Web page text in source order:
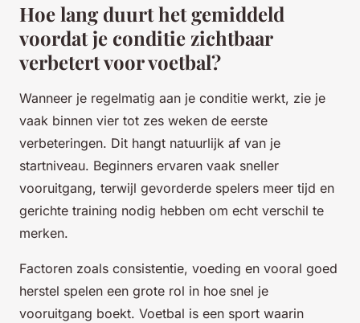
Hoe lang duurt het gemiddeld
voordat je conditie zichtbaar
verbetert voor voetbal?
Wanneer je regelmatig aan je conditie werkt, zie je
vaak binnen vier tot zes weken de eerste
verbeteringen. Dit hangt natuurlijk af van je
startniveau. Beginners ervaren vaak sneller
vooruitgang, terwijl gevorderde spelers meer tijd en
gerichte training nodig hebben om echt verschil te
merken.
Factoren zoals consistentie, voeding en vooral goed
herstel spelen een grote rol in hoe snel je
vooruitgang boekt. Voetbal is een sport waarin